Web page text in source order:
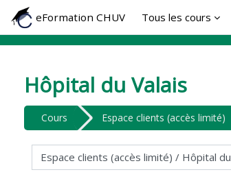
Passer au contenu principal
eFormation CHUV Tous les cours
Hôpital du Valais
Cours Espace clients (accès limité)
Catégories de cours